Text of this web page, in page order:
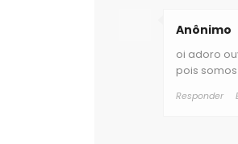
Anônimo
oi adoro
pois
Responder